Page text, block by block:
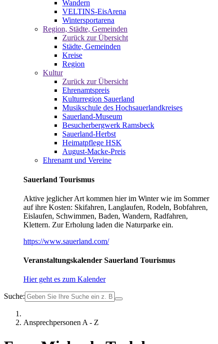
Wandern
VELTINS-EisArena
Wintersportarena
Region, Städte, Gemeinden
Zurück zur Übersicht
Städte, Gemeinden
Kreise
Region
Kultur
Zurück zur Übersicht
Ehrenamtspreis
Kulturregion Sauerland
Musikschule des Hochsauerlandkreises
Sauerland-Museum
Besucherbergwerk Ramsbeck
Sauerland-Herbst
Heimatpflege HSK
August-Macke-Preis
Ehrenamt und Vereine
Sauerland Tourismus
Aktive jeglicher Art kommen hier im Winter wie im Sommer
auf ihre Kosten: Skifahren, Langlaufen, Rodeln, Bobfahren,
Eislaufen, Schwimmen, Baden, Wandern, Radfahren,
Klettern. Zur Erholung laden die Naturparke ein.
https://www.sauerland.com/
Veranstaltungskalender Sauerland Tourismus
Hier geht es zum Kalender
Suche:
Ansprechpersonen A - Z